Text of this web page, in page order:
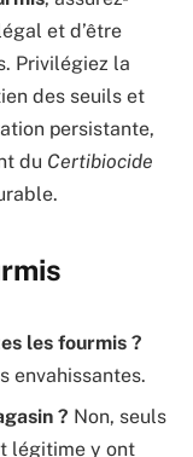
et d’être
Privilégiez la
des seuils et
persistante,
du Certibiocide
les fourmis ?
envahissantes.
? Non, seuls
légitime y ont